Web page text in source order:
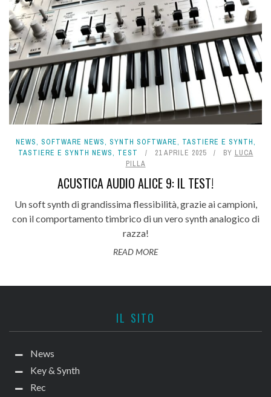
NEWS, SOFTWARE NEWS, SYNTH SOFTWARE, TASTIERE E SYNTH,
TASTIERE E SYNTH NEWS, TEST 21 APRILE 2025 BY LUCA
PILLA
ACUSTICA AUDIO ALICE 9: IL TEST!
Un soft synth di grandissima flessibilità, grazie ai campioni,
con il comportamento timbrico di un vero synth analogico di
razza!
READ MORE
IL SITO
News
Key & Synth
Rec